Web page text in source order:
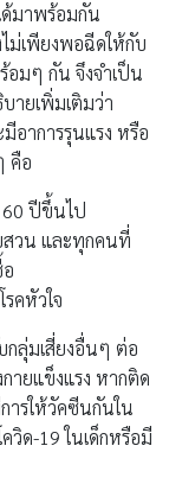
ด้มาพร้อมกัน
ม่เพียงพอฉีดให้กับ
มๆ กัน จึงจำเป็น
ายเพิ่มเติมว่า
อาการรุนแรง หรือ
คือ
60 ปีขึ้นไป
สวน และทุกคนที่
คหัวใจ
กลุ่มเสี่ยงอื่นๆ ต่อ
ายแข็งแรง หากติด
ารให้วัคซีนกันใน
ด-19 ในเด็กหรือมี